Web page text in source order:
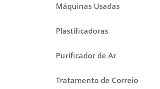
Máquinas Usadas
Plastificadoras
Purificador de Ar
Tratamento de Correio